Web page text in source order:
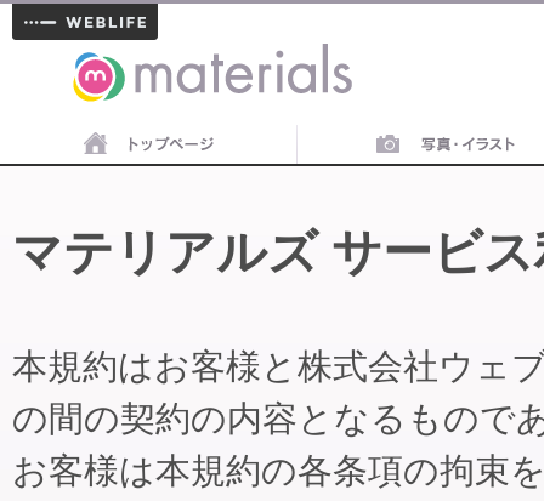
materials
マテリアルズ サービ
本規約はお客様と株式会社ウェ
の間の契約の内容となるもので
お客様は本規約の各条項の拘束